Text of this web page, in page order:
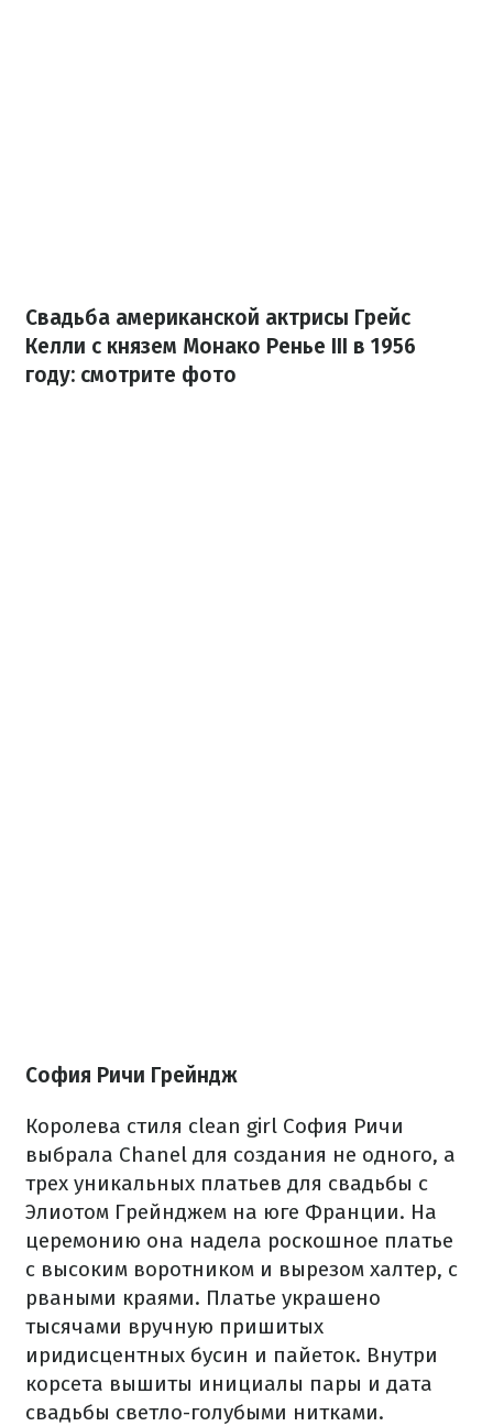
Свадьба американской актрисы Грейс
Келли с князем Монако Ренье III в 1956
году: смотрите фото
София Ричи Грейндж
Королева стиля clean girl София Ричи
выбрала Chanel для создания не одного, а
трех уникальных платьев для свадьбы с
Элиотом Грейнджем на юге Франции. На
церемонию она надела роскошное платье
с высоким воротником и вырезом халтер, с
рваными краями. Платье украшено
тысячами вручную пришитых
иридисцентных бусин и пайеток. Внутри
корсета вышиты инициалы пары и дата
свадьбы светло-голубыми нитками.